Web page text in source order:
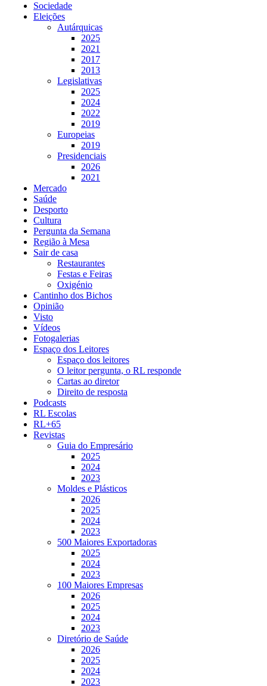
Sociedade
Eleições
Autárquicas
2025
2021
2017
2013
Legislativas
2025
2024
2022
2019
Europeias
2019
Presidenciais
2026
2021
Mercado
Saúde
Desporto
Cultura
Pergunta da Semana
Região à Mesa
Sair de casa
Restaurantes
Festas e Feiras
Oxigénio
Cantinho dos Bichos
Opinião
Visto
Vídeos
Fotogalerias
Espaço dos Leitores
Espaço dos leitores
O leitor pergunta, o RL responde
Cartas ao diretor
Direito de resposta
Podcasts
RL Escolas
RL+65
Revistas
Guia do Empresário
2025
2024
2023
Moldes e Plásticos
2026
2025
2024
2023
500 Maiores Exportadoras
2025
2024
2023
100 Maiores Empresas
2026
2025
2024
2023
Diretório de Saúde
2026
2025
2024
2023